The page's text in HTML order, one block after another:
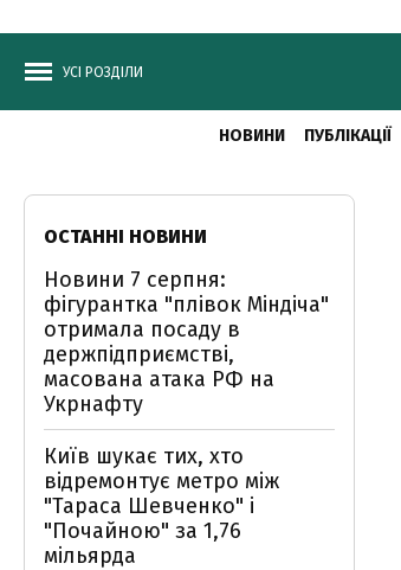
УСІ РОЗДІЛИ
НОВИНИ ПУБЛІКАЦІЇ
ОСТАННІ НОВИНИ
Новини 7 серпня:
фігурантка "плівок Міндіча"
отримала посаду в
держпідприємстві,
масована атака РФ на
Укрнафту
Київ шукає тих, хто
відремонтує метро між
"Тараса Шевченко" і
"Почайною" за 1,76
мільярда